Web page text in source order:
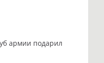
армии подарил